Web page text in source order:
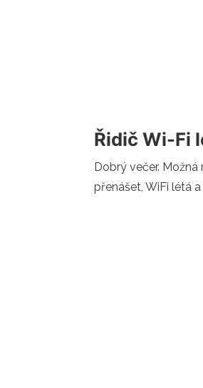
Řidič Wi-Fi
Dobrý večer.
přenášet, WiFi létá